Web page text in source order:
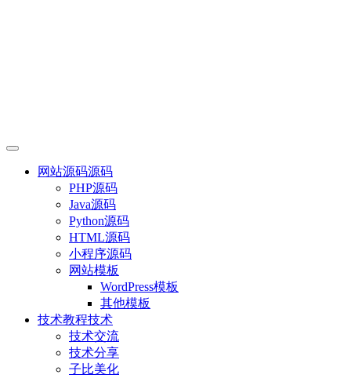
网站源码源码
PHP源码
Java源码
Python源码
HTML源码
小程序源码
网站模板
WordPress模板
其他模板
技术教程技术
技术交流
技术分享
子比美化